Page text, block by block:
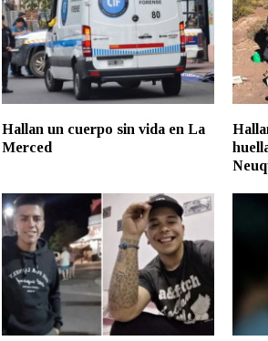
Hallan un cuerpo sin vida en La
Merced